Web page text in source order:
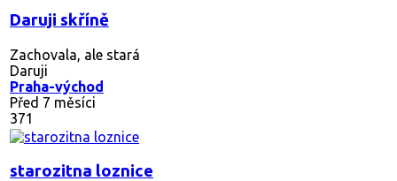
Daruji skříně
Zachovala, ale stará
Daruji
Praha-východ
Před 7 měsíci
371
starozitna loznice